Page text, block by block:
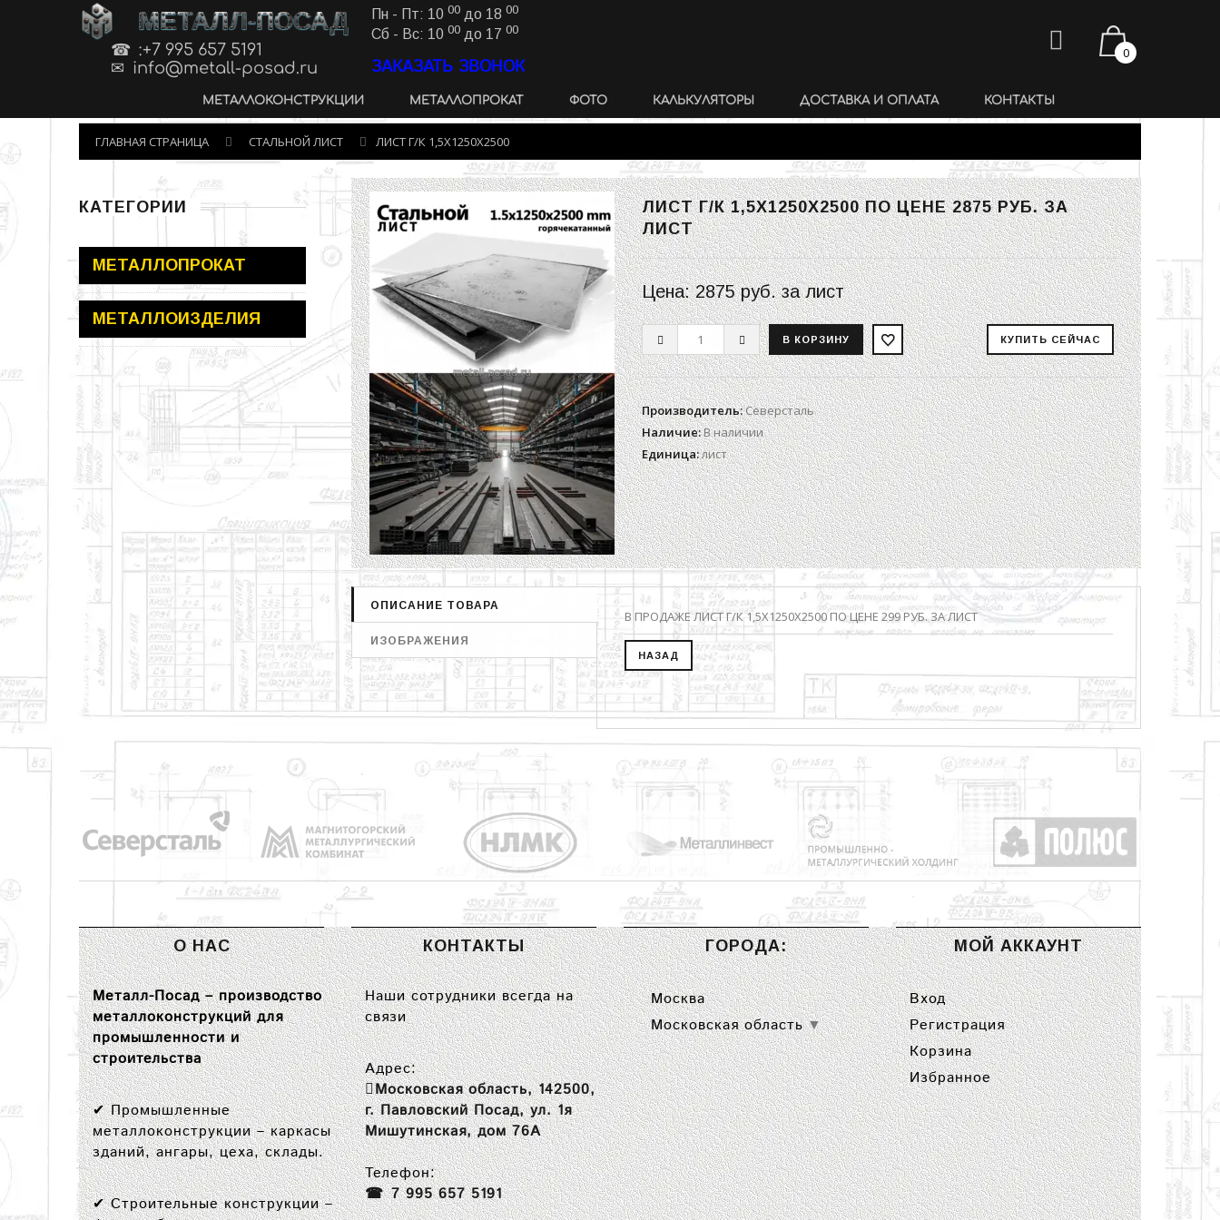
МЕТАЛЛ-ПОСАД
:+7 995 657 5191
info@metall-posad.ru
Пн - Пт: 10 00 до 18 00
Сб - Вс: 10 00 до 17 00
ЗАКАЗАТЬ ЗВОНОК
0
МЕТАЛЛОКОНСТРУКЦИИ МЕТАЛЛОПРОКАТ ФОТО КАЛЬКУЛЯТОРЫ ДОСТАВКА И ОПЛАТА КОНТАКТЫ
ГЛАВНАЯ СТРАНИЦА СТАЛЬНОЙ ЛИСТ ЛИСТ Г/К 1,5Х1250Х2500
ЛИСТ Г/К 1,5Х1250Х2500 ПО ЦЕНЕ2875 РУБ.ЗА
ЛИСТ
Цена:2875 руб.за лист
Производитель:Северсталь
Наличие:В наличии
Единица:лист
ОПИСАНИЕ ТОВАРА
ИЗОБРАЖЕНИЯ
В ПРОДАЖЕ ЛИСТ Г/К 1,5Х1250Х2500 ПО ЦЕНЕ 299 РУБ. ЗА ЛИСТ
КАТЕГОРИИ
МЕТАЛЛОПРОКАТ
МЕТАЛЛОИЗДЕЛИЯ
О НАС
Металл-Посад – производство
металлоконструкций для
промышленности и
строительства
✔Промышленные
металлоконструкции– каркасы
зданий, ангары, цеха, склады.
✔Строительные конструкции–
КОНТАКТЫ
Наши сотрудники всегда на
связи
Адрес:
Московская область, 142500,
г. Павловский Посад, ул. 1я
Мишутинская, дом 76А
Телефон:
7 995 657 5191
ГОРОДА:
Москва
Московская область ▼
МОЙ АККАУНТ
Вход
Регистрация
Корзина
Избранное